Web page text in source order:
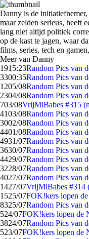
Danny is de
maar zelden serieus, heeft
lang niet altijd politiek
op de kast te jagen, waar
films, series, tech en
Meer van Danny
1915:23Random Pics van
3300:35Random Pics van
1205/08Random Pics van
2304/08Random Pics van
703/08VrijMiBabes #315
4103/08Random Pics van
3002/08Random Pics van
4401/08Random Pics van
4931/07Random Pics van
3630/07Random Pics van
4429/07Random Pics van
3228/07Random Pics van
4027/07Random Pics van
1427/07VrijMiBabes #314
1525/07FOK!kers lopen
8325/07Random Pics van
524/07FOK!kers lopen de
3824/07Random Pics van
523/07FOK!kers lopen de